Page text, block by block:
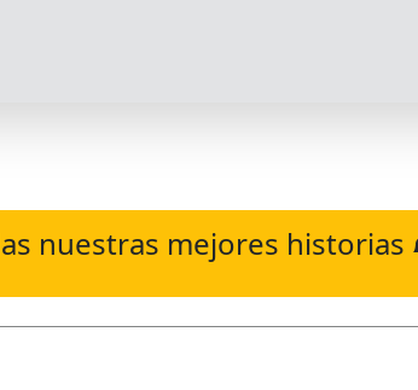
nuestras mejores historias